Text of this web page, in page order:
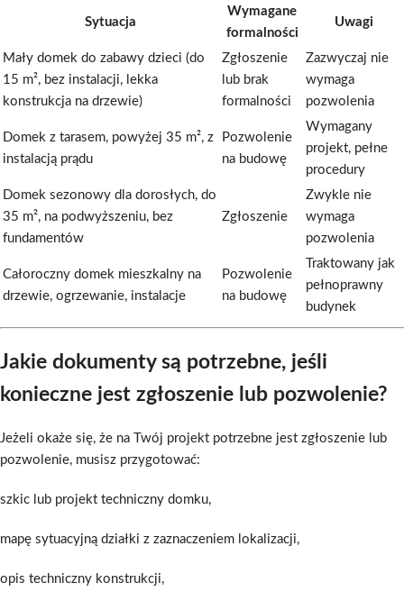
Sytuacja
Wymagane
formalności
Uwagi
Mały domek do zabawy dzieci (do
15 m², bez instalacji, lekka
konstrukcja na drzewie)
Zgłoszenie
lub brak
formalności
Zazwyczaj nie
wymaga
pozwolenia
Domek z tarasem, powyżej 35 m², z
instalacją prądu
Pozwolenie
na budowę
Wymagany
projekt, pełne
procedury
Domek sezonowy dla dorosłych, do
35 m², na podwyższeniu, bez
fundamentów
Zgłoszenie
Zwykle nie
wymaga
pozwolenia
Całoroczny domek mieszkalny na
drzewie, ogrzewanie, instalacje
Pozwolenie
na budowę
Traktowany jak
pełnoprawny
budynek
Jakie dokumenty są potrzebne, jeśli
konieczne jest zgłoszenie lub pozwolenie?
Jeżeli okaże się, że na Twój projekt potrzebne jest zgłoszenie lub
pozwolenie, musisz przygotować:
szkic lub projekt techniczny domku,
mapę sytuacyjną działki z zaznaczeniem lokalizacji,
opis techniczny konstrukcji,